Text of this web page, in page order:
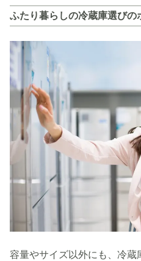
ふたり暮らしの冷蔵庫選びの
容量やサイズ以外にも、冷